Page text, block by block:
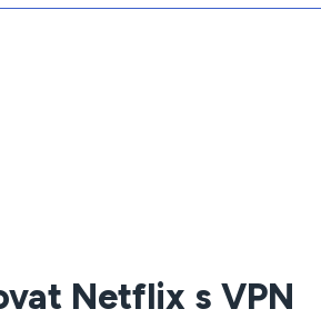
Netflix s VPN